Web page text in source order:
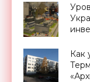
Как